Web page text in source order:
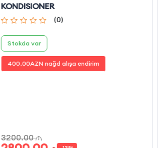
KONDISIONER
(0)
Stokda var
400.00AZN nağd alışa endirim
3200.00